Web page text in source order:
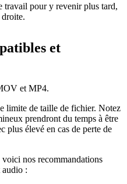
travail pour y revenir plus tard,
droite.
et
et MP4.
limite de taille de fichier. Notez
prendront du temps à être
plus élevé en cas de perte de
nos recommandations
audio :